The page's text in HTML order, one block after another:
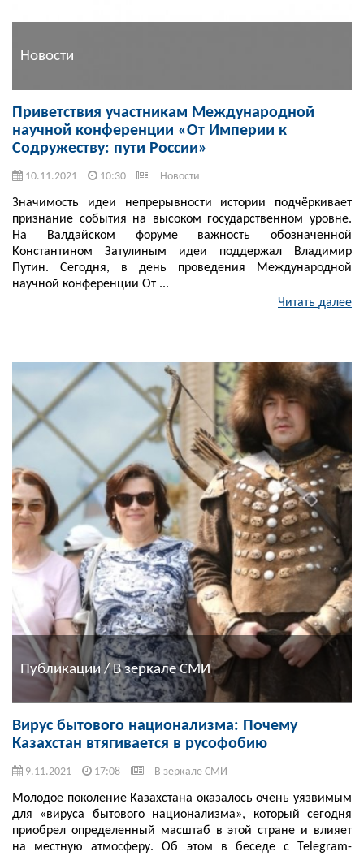
Новости
Приветствия участникам Международной
научной конференции «От Империи к
Содружеству: пути России»
10.11.2021 10:30 Новости
Значимость идеи непрерывности истории подчёркивает
признание события на высоком государственном уровне.
На Валдайском форуме важность обозначенной
Константином Затулиным идеи поддержал Владимир
Путин. Сегодня, в день проведения Международной
научной конференции От ...
Читать далее
Публикации / В зеркале СМИ
Вирус бытового национализма: Почему
Казахстан втягивается в русофобию
9.11.2021 17:08 В зеркале СМИ
Молодое поколение Казахстана оказалось очень уязвимым
для «вируса бытового национализма», который сегодня
приобрел определенный масштаб в этой стране и влияет
на местную атмосферу. Об этом в беседе с Telegram-